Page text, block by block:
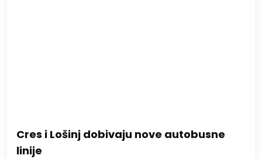
Cres i Lošinj dobivaju nove autobusne
linije